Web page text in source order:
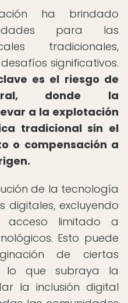
ha brindado
para las
tradicionales,
significativos.
es el riesgo de
donde la
a la explotación
tradicional sin el
o compensación a
de la tecnología
digitales, excluyendo
acceso limitado a
Esto puede
de ciertas
lo que subraya la
la inclusión digital